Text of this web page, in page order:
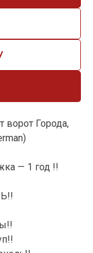
ворот Города,
— 1 год !!